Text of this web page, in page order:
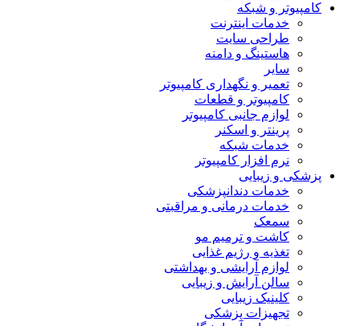
کامپیوتر و شبکه
خدمات اینترنت
طراحی سایت
هاستینگ و دامنه
سایر
تعمیر و نگهداری کامپیوتر
کامپیوتر و قطعات
لوازم جانبی کامپیوتر
پرینتر و اسکنر
خدمات شبکه
نرم افزار کامپیوتر
پزشکی و زیبایی
خدمات دندانپزشکی
خدمات درمانی و مراقبتی
سمعک
کاشت و ترمیم مو
تغذیه و رژیم غذایی
لوازم آرایشی و بهداشتی
سالن آرایش و زیبایی
کلینیک زیبایی
تجهیزات پزشکی